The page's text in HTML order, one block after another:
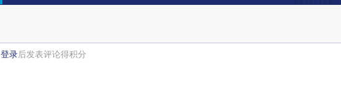
登录后发表评论得积分